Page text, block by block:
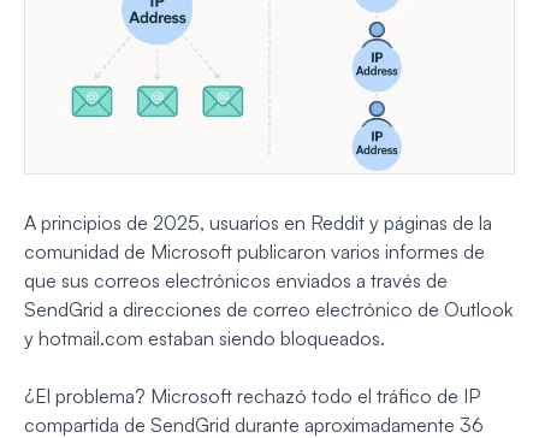
A principios de 2025, usuarios en Reddit y páginas de la
comunidad de Microsoft publicaron varios informes de
que sus correos electrónicos enviados a través de
SendGrid a direcciones de correo electrónico de Outlook
y hotmail.com estaban siendo bloqueados.
¿El problema? Microsoft rechazó todo el tráfico de IP
compartida de SendGrid durante aproximadamente 36